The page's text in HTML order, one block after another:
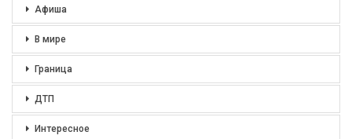
Афиша
В мире
Граница
ДТП
Интересное